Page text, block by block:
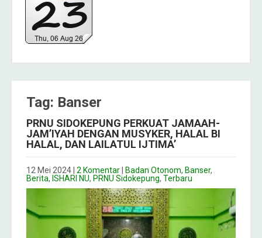
Tag: Banser
PRNU SIDOKEPUNG PERKUAT JAMAAH-
JAM’IYAH DENGAN MUSYKER, HALAL BI
HALAL, DAN LAILATUL IJTIMA’
12 Mei 2024 2 Komentar Badan Otonom, Banser,
Berita, ISHARI NU, PRNU Sidokepung, Terbaru